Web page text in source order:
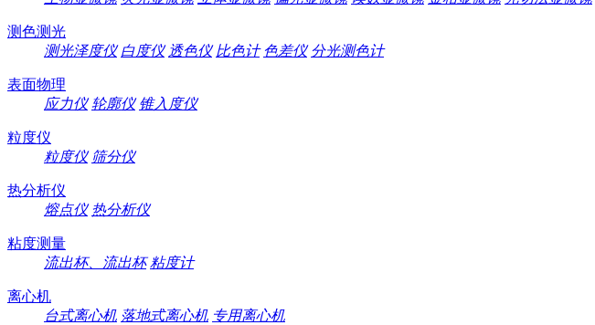
测色测光
测光泽度仪 白度仪 透色仪 比色计 色差仪 分光测色计
表面物理
应力仪 轮廓仪 锥入度仪
粒度仪
粒度仪 筛分仪
热分析仪
熔点仪 热分析仪
粘度测量
流出杯、流出杯 粘度计
离心机
台式离心机 落地式离心机 专用离心机